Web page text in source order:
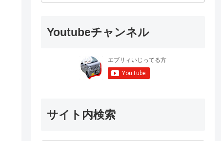
Youtubeチャンネル
サイト内検索